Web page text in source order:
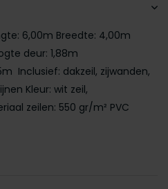
6,00m Breedte: 4,00m
deur: 1,88m
Inclusief: dakzeil, zijwanden,
Kleur: wit zeil,
zeilen: 550 gr/m² PVC